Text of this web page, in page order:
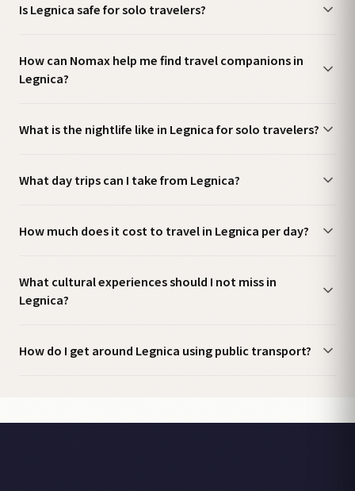
Is Legnica safe for solo travelers?
How can Nomax help me find travel companions in
Legnica?
What is the nightlife like in Legnica for solo travelers?
What day trips can I take from Legnica?
How much does it cost to travel in Legnica per day?
What cultural experiences should I not miss in
Legnica?
How do I get around Legnica using public transport?